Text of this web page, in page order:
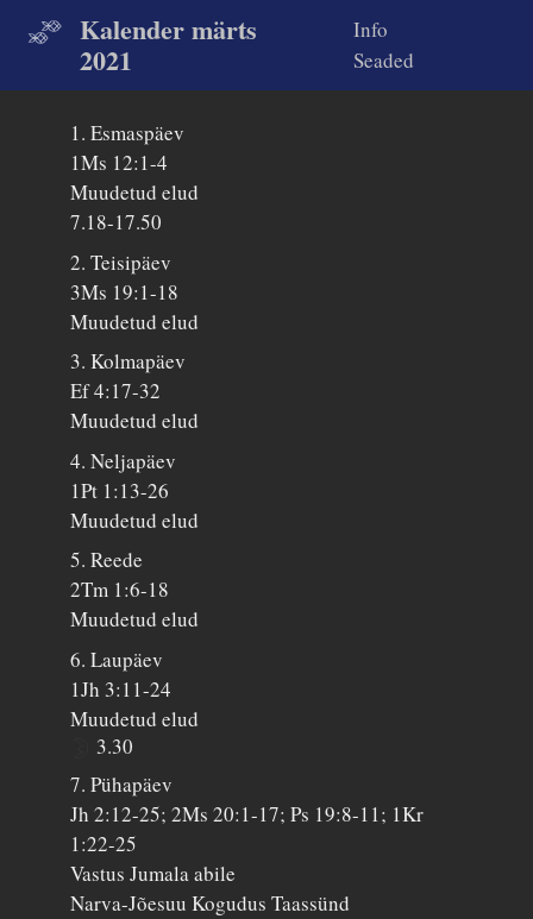
Kalender märts
2021
Info
Seaded
1. Esmaspäev
1Ms 12:1-4
Muudetud elud
7.18-17.50
2. Teisipäev
3Ms 19:1-18
Muudetud elud
3. Kolmapäev
Ef 4:17-32
Muudetud elud
4. Neljapäev
1Pt 1:13-26
Muudetud elud
5. Reede
2Tm 1:6-18
Muudetud elud
6. Laupäev
1Jh 3:11-24
Muudetud elud
3.30
7. Pühapäev
Jh 2:12-25; 2Ms 20:1-17; Ps 19:8-11; 1Kr
1:22-25
Vastus Jumala abile
Narva-Jõesuu Kogudus Taassünd